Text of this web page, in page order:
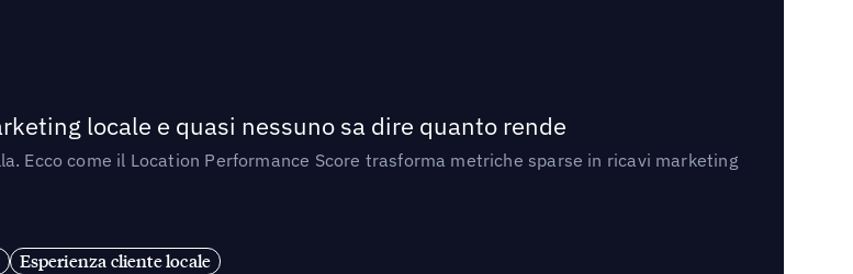
locale e quasi nessuno sa dire quanto rende
Ecco come il Location Performance Score trasforma metriche sparse in ricavi marketing
Esperienza cliente locale